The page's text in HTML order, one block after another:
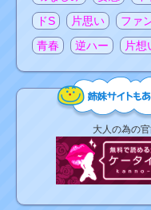
ドS
片思い ファ
青春
逆ハー 片想
大人の為の